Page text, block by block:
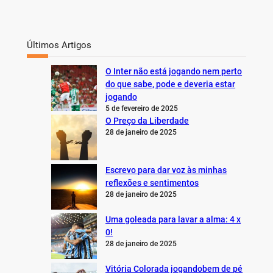
Últimos Artigos
O Inter não está jogando nem perto
do que sabe, pode e deveria estar
jogando
5 de fevereiro de 2025
O Preço da Liberdade
28 de janeiro de 2025
Escrevo para dar voz às minhas
reflexões e sentimentos
28 de janeiro de 2025
Uma goleada para lavar a alma: 4 x
0!
28 de janeiro de 2025
Vitória Colorada jogandobem de pé